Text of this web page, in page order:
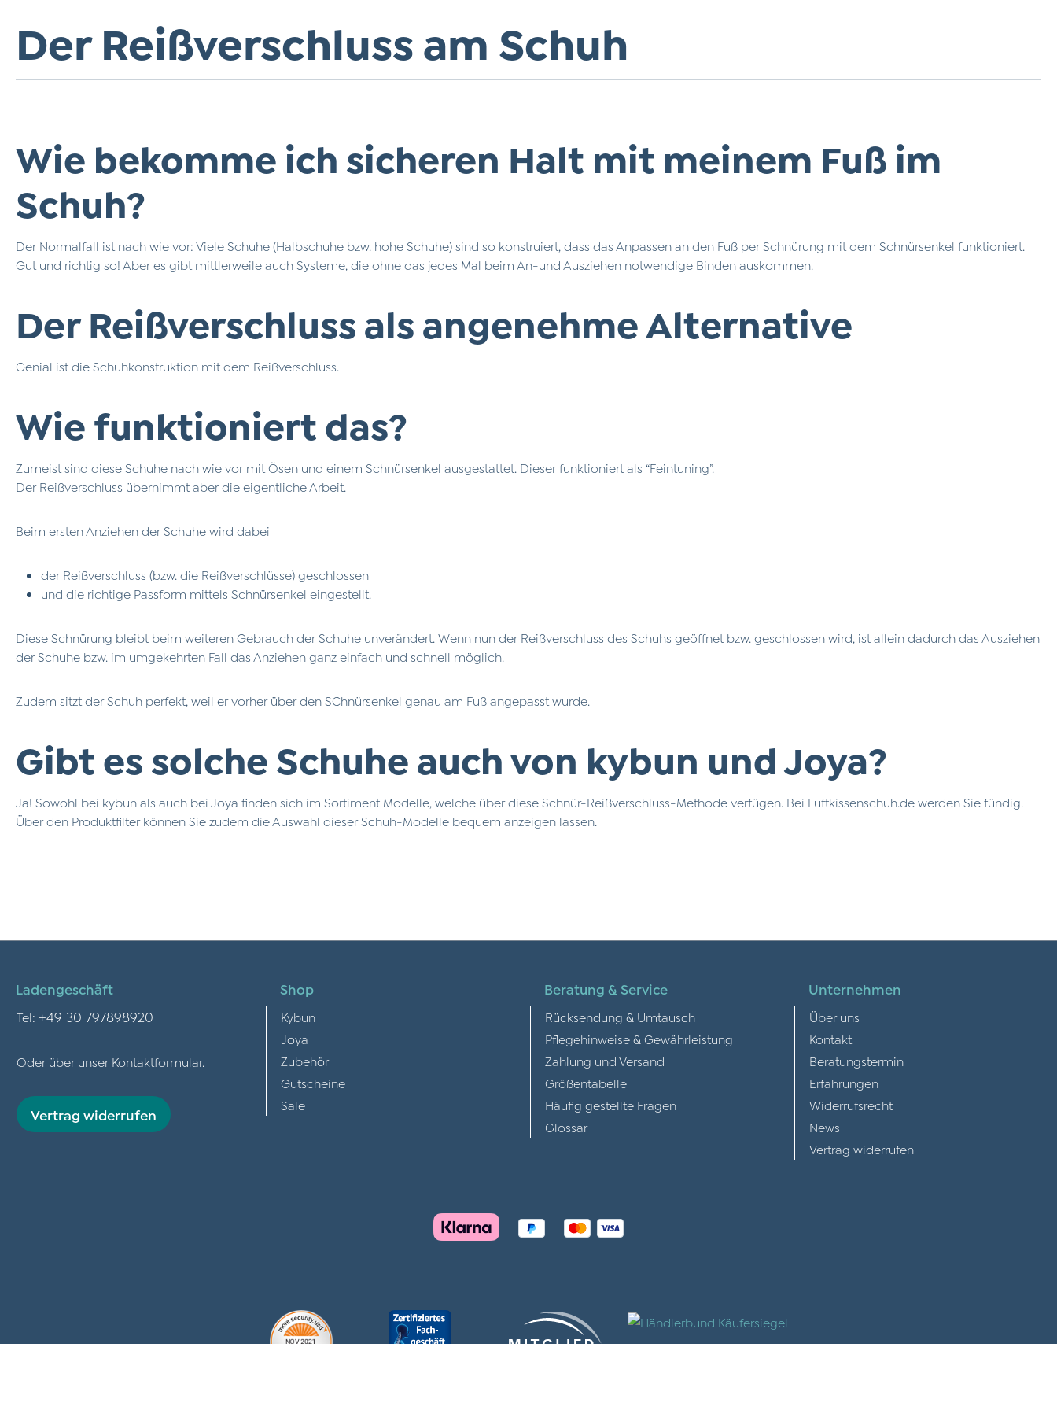
Der Reißverschluss am Schuh
Wie bekomme ich sicheren Halt mit meinem Fuß im
Schuh?
Der Normalfall ist nach wie vor: Viele Schuhe (Halbschuhe bzw. hohe Schuhe) sind so konstruiert, dass das Anpassen an den Fuß per Schnürung mit dem Schnürsenkel funktioniert.
Gut und richtig so! Aber es gibt mittlerweile auch Systeme, die ohne das jedes Mal beim An-und Ausziehen notwendige Binden auskommen.
Der Reißverschluss als angenehme Alternative
Genial ist die Schuhkonstruktion mit dem Reißverschluss.
Wie funktioniert das?
Zumeist sind diese Schuhe nach wie vor mit Ösen und einem Schnürsenkel ausgestattet. Dieser funktioniert als “Feintuning”.
Der Reißverschluss übernimmt aber die eigentliche Arbeit.
Beim ersten Anziehen der Schuhe wird dabei
der Reißverschluss (bzw. die Reißverschlüsse) geschlossen
und die richtige Passform mittels Schnürsenkel eingestellt.
Diese Schnürung bleibt beim weiteren Gebrauch der Schuhe unverändert. Wenn nun der Reißverschluss des Schuhs geöffnet bzw. geschlossen wird, ist allein dadurch das Ausziehen
der Schuhe bzw. im umgekehrten Fall das Anziehen ganz einfach und schnell möglich.
Zudem sitzt der Schuh perfekt, weil er vorher über den SChnürsenkel genau am Fuß angepasst wurde.
Gibt es solche Schuhe auch von kybun und Joya?
Ja! Sowohl bei kybun als auch bei Joya finden sich im Sortiment Modelle, welche über diese Schnür-Reißverschluss-Methode verfügen. Bei Luftkissenschuh.de werden Sie fündig.
Über den Produktfilter können Sie zudem die Auswahl dieser Schuh-Modelle bequem anzeigen lassen.
Ladengeschäft
Tel: +49 30 797898920
Oder über unser Kontaktformular.
Vertrag widerrufen
Shop
Kybun
Joya
Zubehör
Gutscheine
Sale
Beratung & Service
Rücksendung & Umtausch
Pflegehinweise & Gewährleistung
Zahlung und Versand
Größentabelle
Häufig gestellte Fragen
Glossar
Unternehmen
Über uns
Kontakt
Beratungstermin
Erfahrungen
Widerrufsrecht
News
Vertrag widerrufen